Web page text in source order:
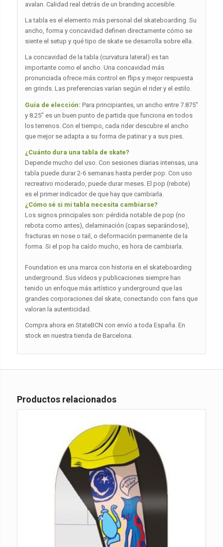
avalan. Calidad real detrás de un branding accesible.
La tabla es el elemento más personal del skateboarding. Su
ancho, forma y concavidad definen directamente cómo se
siente el setup y qué tipo de skate se desarrolla sobre ella.
La concavidad de la tabla (curvatura lateral) es tan
importante como el ancho. Una concavidad más
pronunciada ofrece más control en flips y mejor respuesta
en grinds. Las preferencias varían según el rider y el estilo.
Guía de elección: Para principiantes, un ancho entre 7.875″
y 8.25″ es un buen punto de partida que funciona en todos
los terrenos. Con el tiempo, cada rider descubre el ancho
que mejor se adapta a su forma de patinar y a sus pies.
¿Cuánto dura una tabla de skate?
Depende mucho del uso. Con sesiones diarias intensas, una
tabla puede durar 2-6 semanas hasta perder pop. Con uso
recreativo moderado, puede durar meses. El pop (rebote)
es el primer indicador de que hay que cambiarla.
¿Cómo sé si mi tabla necesita cambiarse?
Los signos principales son: pérdida notable de pop (no
rebota como antes), delaminación (capas separándose),
fracturas en nose o tail, o deformación permanente de la
forma. Si el pop ha caído mucho, es hora de cambiarla.
Foundation es una marca con historia en el skateboarding
underground. Sus vídeos y publicaciones siempre han
tenido un enfoque más artístico y underground que las
grandes corporaciones del skate, conectando con fans que
valoran la autenticidad.
Compra ahora en StateBCN con envío a toda España. En
stock en nuestra tienda de Barcelona.
Productos relacionados